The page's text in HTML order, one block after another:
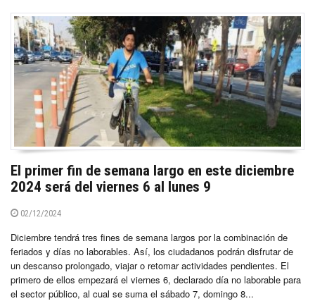
El primer fin de semana largo en este diciembre
2024 será del viernes 6 al lunes 9
02/12/2024
Diciembre tendrá tres fines de semana largos por la combinación de
feriados y días no laborables. Así, los ciudadanos podrán disfrutar de
un descanso prolongado, viajar o retomar actividades pendientes. El
primero de ellos empezará el viernes 6, declarado día no laborable para
el sector público, al cual se suma el sábado 7, domingo 8...